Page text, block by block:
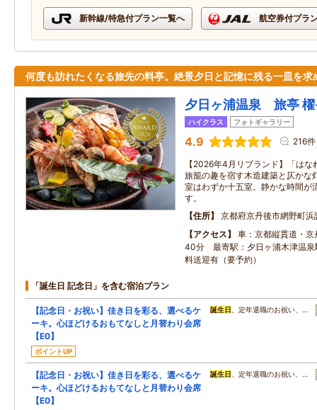
新幹線/特急付プラン一覧へ 航空券付プラ
何度も訪れたくなる旅先の料亭。絶景夕日と記憶に残る一皿を求
夕日ヶ浦温泉 旅亭 櫂
ハイクラス フォトギャラリー
4.9 216件
【2026年4月リブランド】「は
旅籠の趣を宿す木造建築と仄かな
室はわずか十五室。静かな時間が
す。
住所
京都府京丹後市網野町浜
アクセス
車：京都縦貫道・
40分 最寄駅：夕日ヶ浦木津温泉
料送迎有（要予約）
「誕生日 記念日」を含む宿泊プラン
【記念日・お祝い】佳き日を彩る、選べるケ
ーキ。心ほどけるおもてなしと月替わり会席
【E0】
ポイントUP
誕生日 、定年退職のお祝い、…
【記念日・お祝い】佳き日を彩る、選べるケ
ーキ。心ほどけるおもてなしと月替わり会席
【E0】
誕生日 、定年退職のお祝い、…